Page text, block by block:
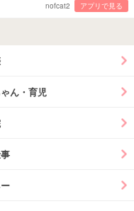
nofcat2 アプリで見る
ん・育児